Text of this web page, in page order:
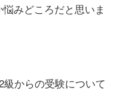
みどころだと思いま
からの受験について